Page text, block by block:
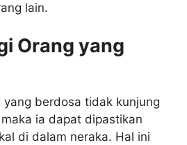
lain.
Orang yang
yang berdosa tidak kunjung
ia dapat dipastikan
di dalam neraka. Hal ini